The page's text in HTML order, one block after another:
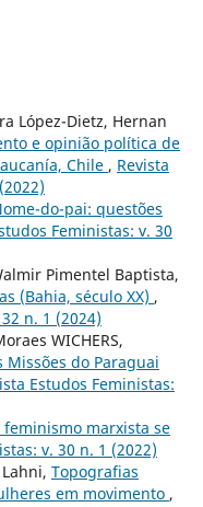
López-Dietz, Hernan
e opinião política de
Chile , Revista
do-pai: questões
Feministas: v. 30
Pimentel Baptista,
(Bahia, século XX) ,
n. 1 (2024)
WICHERS,
do Paraguai
Estudos Feministas:
feminismo marxista se
v. 30 n. 1 (2022)
Topografias
em movimento ,